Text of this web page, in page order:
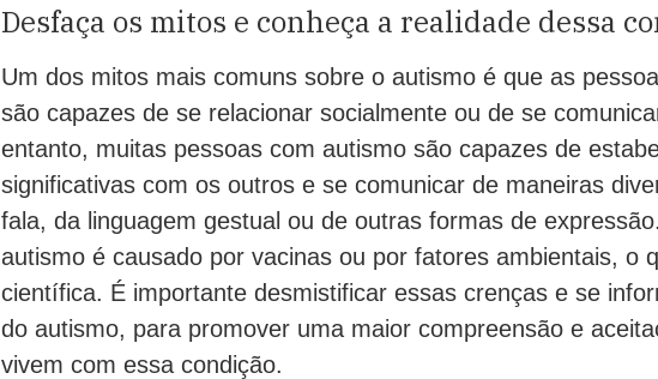
Desfaça os mitos e conheça a realidade dessa
Um dos mitos mais comuns sobre o autismo é que as
são capazes de se relacionar socialmente ou de se
entanto, muitas pessoas com autismo são capazes de
significativas com os outros e se comunicar de maneiras
fala, da linguagem gestual ou de outras formas de
autismo é causado por vacinas ou por fatores ambientais, o
científica. É importante desmistificar essas crenças e se
do autismo, para promover uma maior compreensão e
vivem com essa condição.